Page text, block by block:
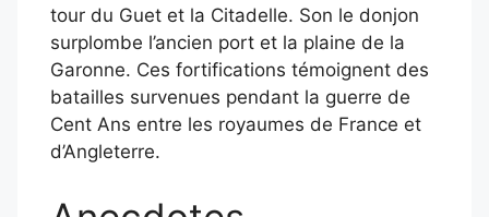
tour du Guet et la Citadelle. Son le donjon
surplombe l’ancien port et la plaine de la
Garonne. Ces fortifications témoignent des
batailles survenues pendant la guerre de
Cent Ans entre les royaumes de France et
d’Angleterre.